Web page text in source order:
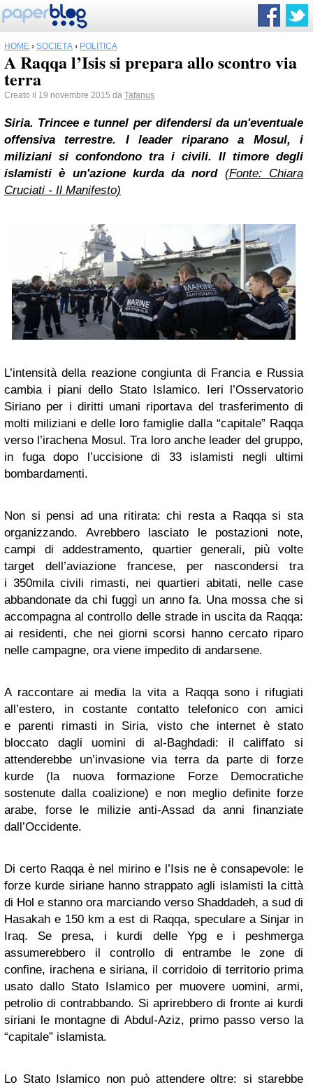
HOME › SOCIETÀ › POLITICA
A Raqqa l’Isis si prepara allo scontro via
terra
Creato il 19 novembre 2015 da Tafanus
Siria. Trincee e tunnel per difendersi da un'eventuale
offensiva terrestre. I leader riparano a Mosul, i
miliziani si confondono tra i civili. Il timore degli
islamisti è un'azione kurda da nord (Fonte: Chiara
Cruciati - Il Manifesto)
L’intensità della reazione congiunta di Francia e Russia
cambia i piani dello Stato Islamico. Ieri l’Osservatorio
Siriano per i diritti umani riportava del trasferimento di
molti miliziani e delle loro famiglie dalla “capitale” Raqqa
verso l’irachena Mosul. Tra loro anche leader del gruppo,
in fuga dopo l’uccisione di 33 islamisti negli ultimi
bombardamenti.
Non si pensi ad una ritirata: chi resta a Raqqa si sta
organizzando. Avrebbero lasciato le postazioni note,
campi di addestramento, quartier generali, più volte
target dell’aviazione francese, per nascondersi tra
i 350mila civili rimasti, nei quartieri abitati, nelle case
abbandonate da chi fuggì un anno fa. Una mossa che si
accompagna al controllo delle strade in uscita da Raqqa:
ai residenti, che nei giorni scorsi hanno cercato riparo
nelle campagne, ora viene impedito di andarsene.
A raccontare ai media la vita a Raqqa sono i rifugiati
all’estero, in costante contatto telefonico con amici
e parenti rimasti in Siria, visto che internet è stato
bloccato dagli uomini di al-Baghdadi: il califfato si
attenderebbe un’invasione via terra da parte di forze
kurde (la nuova formazione Forze Democratiche
sostenute dalla coalizione) e non meglio definite forze
arabe, forse le milizie anti-Assad da anni finanziate
dall’Occidente.
Di certo Raqqa è nel mirino e l’Isis ne è consapevole: le
forze kurde siriane hanno strappato agli islamisti la città
di Hol e stanno ora marciando verso Shaddadeh, a sud di
Hasakah e 150 km a est di Raqqa, speculare a Sinjar in
Iraq. Se presa, i kurdi delle Ypg e i peshmerga
assumerebbero il controllo di entrambe le zone di
confine, irachena e siriana, il corridoio di territorio prima
usato dallo Stato Islamico per muovere uomini, armi,
petrolio di contrabbando. Si aprirebbero di fronte ai kurdi
siriani le montagne di Abdul-Aziz, primo passo verso la
“capitale” islamista.
Lo Stato Islamico non può attendere oltre: si starebbe